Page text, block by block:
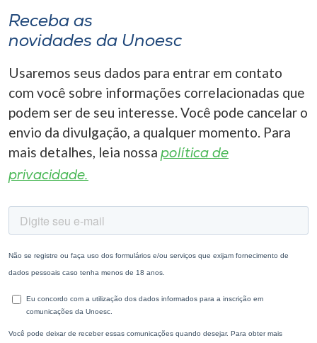
Receba as
novidades da Unoesc
Usaremos seus dados para entrar em contato
com você sobre informações correlacionadas que
podem ser de seu interesse. Você pode cancelar o
envio da divulgação, a qualquer momento. Para
mais detalhes, leia nossa política de
privacidade.